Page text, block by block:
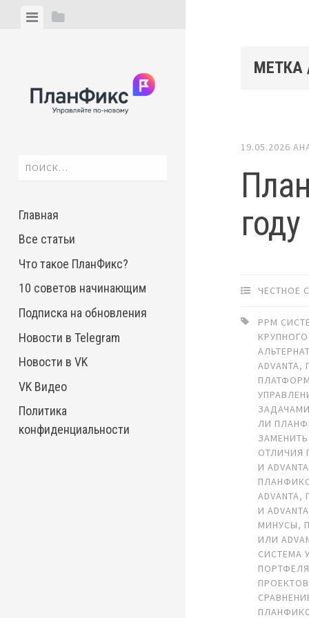
ViewView
Найти:
Главная
Все статьи
Что такое ПланФикс?
10 советов начинающим
Подписка на обновления
Новости в Telegram
Новости в VK
VK Видео
Политика
конфиденциальности
МЕТКА
19.05.2026
году
ЧЕСТНОЕ
PPM
ADVANTA,
ЗАДАЧАМИ
ЛИ
ЗАМЕНИТЬ
ОТЛИЧИЯ
И ADVANTA
ПЛАНФИКС
ADVANTA,
И
МИНУСЫ,
ИЛИ
СИСТЕМА
ПРОЕКТОВ
ПЛАНФИКС